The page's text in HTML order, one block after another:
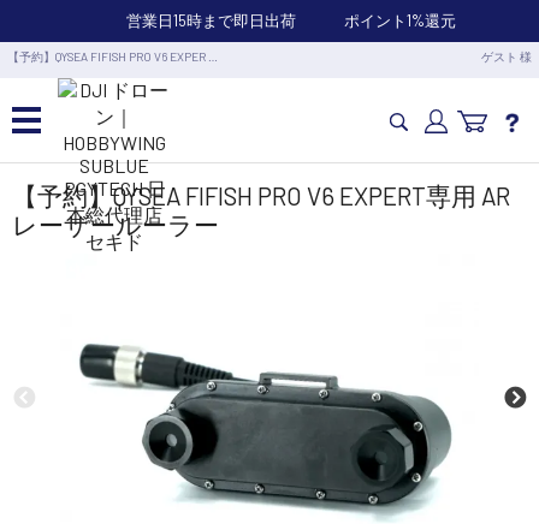
営業日15時まで即日出荷 ポイント1%還元
【予約】QYSEA FIFISH PRO V6 EXPER … ゲスト 様
カメラドローン・生活家電
水中ドローン(ROV)・水中スクーター
【予約】QYSEA FIFISH PRO V6 EXPERT専用 AR
レーザールーラー